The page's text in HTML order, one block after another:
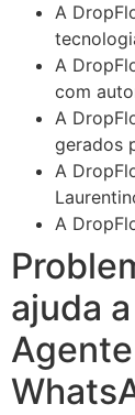
A
A
com
A
gerados
A
A
ajuda